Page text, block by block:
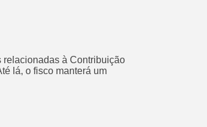
relacionadas à Contribuição
lá, o fisco manterá um